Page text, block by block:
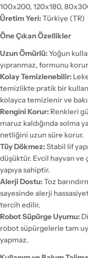
100x200, 120x180,
Üretim Yeri:Türkiye (TR)
Öne Çıkan Özellikler
Uzun Ömürlü:Yoğun
yıpranmaz, formunu
Kolay Temizlenebilir:
temizlikte pratik bir
kolayca temizlenir ve
Rengini Korur: Renkleri
maruz kaldığında solma
netliğini uzun süre korur.
Tüy Dökmez:Stabil lif
düşüktür. Evcil hayvan
yapıya sahiptir.
Alerji Dostu:Toz
sayesinde alerji
tercih edilir.
Robot Süpürge Uyumu:
robot süpürgelerle tam
yapmaz.